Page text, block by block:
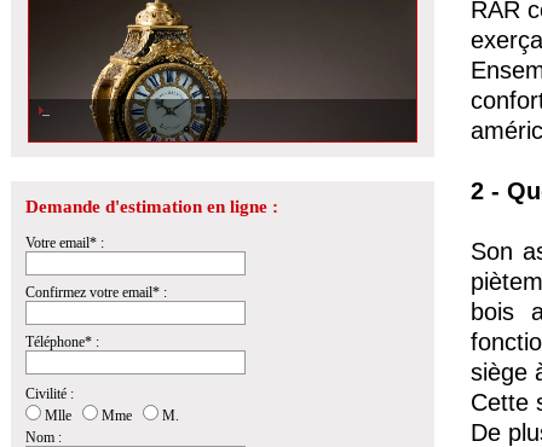
Estimation d\'un cartel en marqueterie Boulle dans notre prochaine vente
Demande d'estimation en ligne :
Votre email* :
Confirmez votre email* :
Téléphone* :
Civilité :
Mlle
Mme
M.
Nom :
RAR
2 -
Son
bois
siège
Cette
De